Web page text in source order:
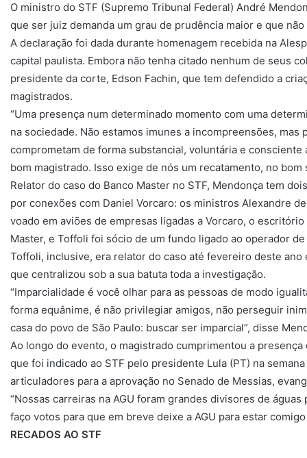
O ministro do STF (Supremo Tribunal Federal) André
que ser juiz demanda um grau de prudência maior e que
A declaração foi dada durante homenagem recebida na
capital paulista. Embora não tenha citado nenhum de seus
presidente da corte, Edson Fachin, que tem defendido a
magistrados.
“Uma presença num determinado momento com uma
na sociedade. Não estamos imunes a incompreensões, mas
comprometam de forma substancial, voluntária e
bom magistrado. Isso exige de nós um recatamento, no
Relator do caso do Banco Master no STF, Mendonça tem
por conexões com Daniel Vorcaro: os ministros Alexandre
voado em aviões de empresas ligadas a Vorcaro, o
Master, e Toffoli foi sócio de um fundo ligado ao operador
Toffoli, inclusive, era relator do caso até fevereiro deste
que centralizou sob a sua batuta toda a investigação.
“Imparcialidade é você olhar para as pessoas de modo
forma equânime, é não privilegiar amigos, não perseguir
casa do povo de São Paulo: buscar ser imparcial”, disse
Ao longo do evento, o magistrado cumprimentou a
que foi indicado ao STF pelo presidente Lula (PT) na
articuladores para a aprovação no Senado de Messias,
“Nossas carreiras na AGU foram grandes divisores de
faço votos para que em breve deixe a AGU para estar
RECADOS AO STF